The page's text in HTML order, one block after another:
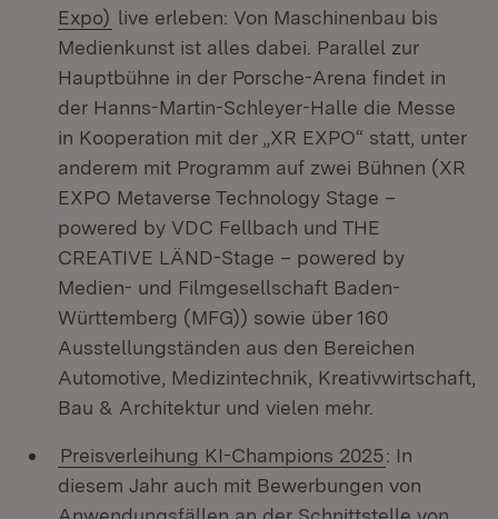
Expo) (Öffnet in neuem Fenster)
live erleben: Von Maschinenbau bis
Medienkunst ist alles dabei. Parallel zur
Hauptbühne in der Porsche-Arena findet in
der Hanns-Martin-Schleyer-Halle die Messe
in Kooperation mit der „XR EXPO“ statt, unter
anderem mit Programm auf zwei Bühnen (XR
EXPO Metaverse Technology Stage –
powered by VDC Fellbach und THE
CREATIVE LÄND-Stage – powered by
Medien- und Filmgesellschaft Baden-
Württemberg (MFG)) sowie über 160
Ausstellungständen aus den Bereichen
Automotive, Medizintechnik, Kreativwirtschaft,
Bau & Architektur und vielen mehr.
Preisverleihung KI-Champions 2025: In
diesem Jahr auch mit Bewerbungen von